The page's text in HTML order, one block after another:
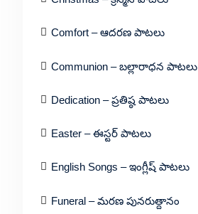
Comfort – ఆదరణ పాటలు
Communion – బల్లారాధన పాటలు
Dedication – ప్రతిష్ఠ పాటలు
Easter – ఈస్టర్ పాటలు
English Songs – ఇంగ్లీష్ పాటలు
Funeral – మరణ పునరుత్దానం